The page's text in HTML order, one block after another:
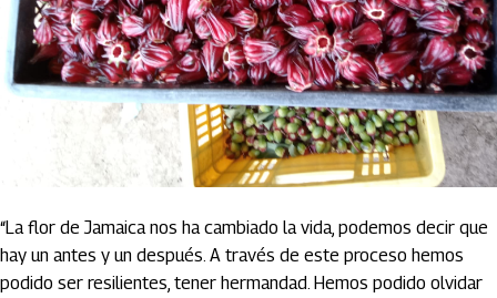
“La flor de Jamaica nos ha cambiado la vida, podemos decir que
hay un antes y un después. A través de este proceso hemos
podido ser resilientes, tener hermandad. Hemos podido olvidar